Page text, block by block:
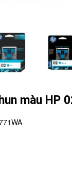
màu HP